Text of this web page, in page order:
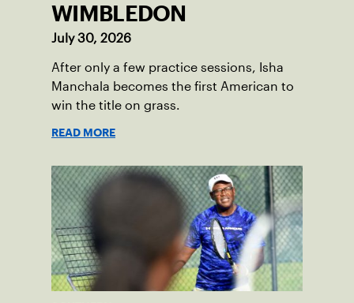
WIMBLEDON
July 30, 2026
After only a few practice sessions, Isha
Manchala becomes the first American to
win the title on grass.
READ MORE